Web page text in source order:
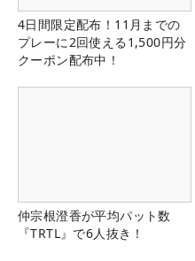
4日間限定配布！11月までの
プレーに2回使える1,500円分
クーポン配布中！
仲宗根澄香が平均パット数
『TRTL』で6人抜き！